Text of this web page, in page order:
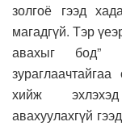
золгоё гээд
магадгүй. Тэр
авахыг
хийж
авахуулахгүй